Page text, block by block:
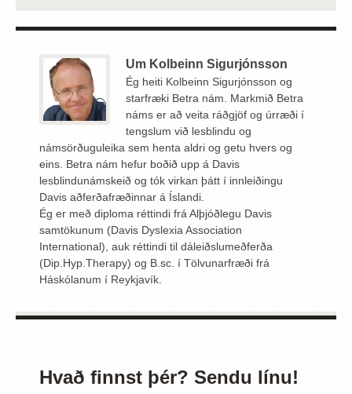
Um Kolbeinn Sigurjónsson
Ég heiti Kolbeinn Sigurjónsson og
starfræki Betra nám. Markmið Betra
náms er að veita ráðgjöf og úrræði í
tengslum við lesblindu og
námsörðuguleika sem henta aldri og getu hvers og
eins. Betra nám hefur boðið upp á Davis
lesblindunámskeið og tók virkan þátt í innleiðingu
Davis aðferðafræðinnar á Íslandi.
Ég er með diploma réttindi frá Alþjóðlegu Davis
samtökunum (Davis Dyslexia Association
International), auk réttindi til dáleiðslumeðferða
(Dip.Hyp.Therapy) og B.sc. í Tölvunarfræði frá
Háskólanum í Reykjavík.
Hvað finnst þér? Sendu línu!